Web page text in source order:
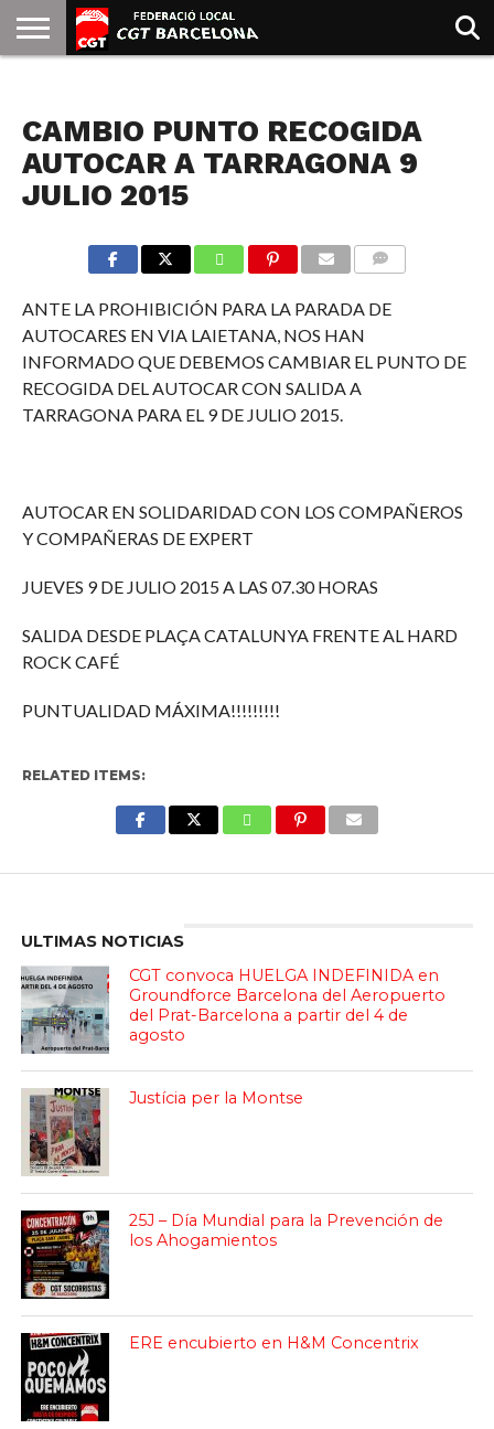
GOLDMAN
CAMBIO PUNTO RECOGIDA
AUTOCAR A TARRAGONA 9
JULIO 2015
ANTE LA PROHIBICIÓN PARA LA PARADA DE
AUTOCARES EN VIA LAIETANA, NOS HAN
INFORMADO QUE DEBEMOS CAMBIAR EL PUNTO DE
RECOGIDA DEL AUTOCAR CON SALIDA A
TARRAGONA PARA EL 9 DE JULIO 2015.
AUTOCAR EN SOLIDARIDAD CON LOS COMPAÑEROS
Y COMPAÑERAS DE EXPERT
JUEVES 9 DE JULIO 2015 A LAS 07.30 HORAS
SALIDA DESDE PLAÇA CATALUNYA FRENTE AL HARD
ROCK CAFÉ
PUNTUALIDAD MÁXIMA!!!!!!!!!
RELATED ITEMS:
ULTIMAS NOTICIAS
CGT convoca HUELGA INDEFINIDA en
Groundforce Barcelona del Aeropuerto
del Prat-Barcelona a partir del 4 de
agosto
Justícia per la Montse
25J – Día Mundial para la Prevención de
los Ahogamientos
ERE encubierto en H&M Concentrix